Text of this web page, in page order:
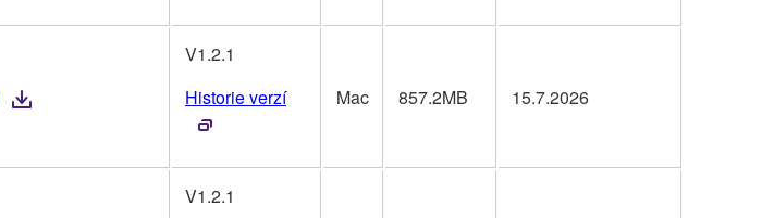
V1.2.1
Historie verzí
Mac 857.2MB 15.7.2026
V1.2.1